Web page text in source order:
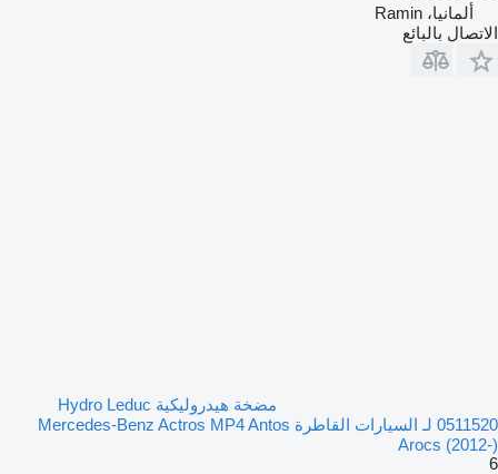
ألمانيا، Ramin
الاتصال بالبائع
مضخة هيدروليكية Hydro Leduc
0511520 لـ السيارات القاطرة Mercedes-Benz Actros MP4 Antos
Arocs (2012-)
6